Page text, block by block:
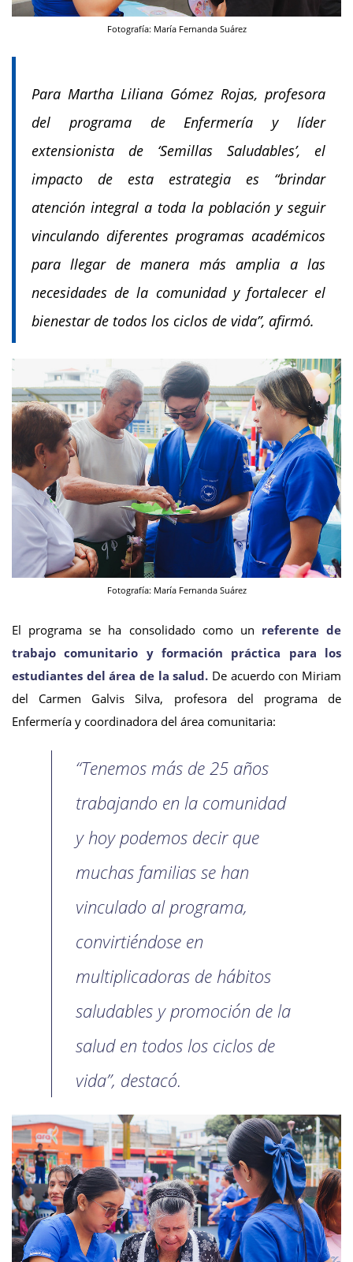
Fotografía: María Fernanda Suárez
Para Martha Liliana Gómez Rojas, profesora
del programa de Enfermería y líder
extensionista de ‘Semillas Saludables’, el
impacto de esta estrategia es “brindar
atención integral a toda la población y seguir
vinculando diferentes programas académicos
para llegar de manera más amplia a las
necesidades de la comunidad y fortalecer el
bienestar de todos los ciclos de vida”, afirmó.
Fotografía: María Fernanda Suárez
El programa se ha consolidado como un referente de
trabajo comunitario y formación práctica para los
estudiantes del área de la salud. De acuerdo con Miriam
del Carmen Galvis Silva, profesora del programa de
Enfermería y coordinadora del área comunitaria:
“Tenemos más de 25 años
trabajando en la comunidad
y hoy podemos decir que
muchas familias se han
vinculado al programa,
convirtiéndose en
multiplicadoras de hábitos
saludables y promoción de la
salud en todos los ciclos de
vida”, destacó.